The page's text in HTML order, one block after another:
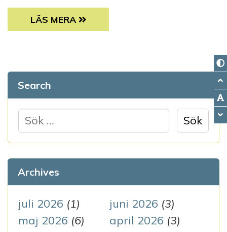
SAMS VÄNNER DELTOG I VASA PRIDE FÖR
LÄS MERA
Search
ö
e
f
t
e
Archives
juli 2026 (1) juni 2026 (3)
maj 2026 (6) april 2026 (3)